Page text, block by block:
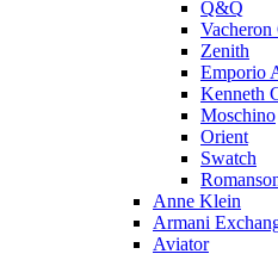
Q&Q
Vacheron
Zenith
Emporio
Kenneth
Moschino
Orient
Swatch
Anne Klein
Armani
Aviator